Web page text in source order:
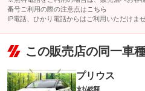
番号ご利用の際の注意点は こちら
IP電話、ひかり電話からはご利用いただけませ
この販売店の同一車
プリウス
支払総額